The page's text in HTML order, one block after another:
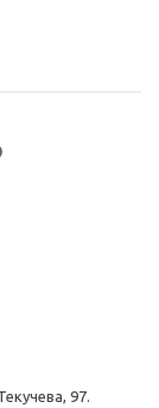
97.